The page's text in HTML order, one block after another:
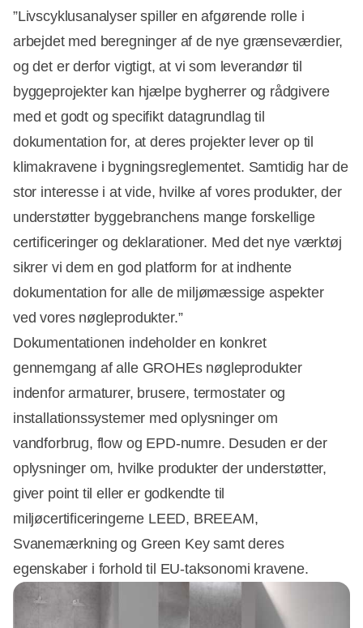
”Livscyklusanalyser spiller en afgørende rolle i
arbejdet med beregninger af de nye grænseværdier,
og det er derfor vigtigt, at vi som leverandør til
byggeprojekter kan hjælpe bygherrer og rådgivere
med et godt og specifikt datagrundlag til
dokumentation for, at deres projekter lever op til
klimakravene i bygningsreglementet. Samtidig har de
stor interesse i at vide, hvilke af vores produkter, der
understøtter byggebranchens mange forskellige
certificeringer og deklarationer. Med det nye værktøj
sikrer vi dem en god platform for at indhente
dokumentation for alle de miljømæssige aspekter
ved vores nøgleprodukter.”
Dokumentationen indeholder en konkret
gennemgang af alle GROHEs nøgleprodukter
indenfor armaturer, brusere, termostater og
installationssystemer med oplysninger om
vandforbrug, flow og EPD-numre. Desuden er der
oplysninger om, hvilke produkter der understøtter,
giver point til eller er godkendte til
miljøcertificeringerne LEED, BREEAM,
Svanemærkning og Green Key samt deres
egenskaber i forhold til EU-taksonomi kravene.